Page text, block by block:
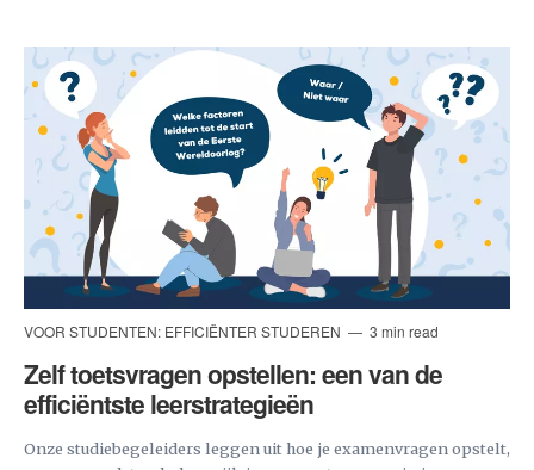
VOOR STUDENTEN: EFFICIËNTER STUDEREN 3 min read
Zelf toetsvragen opstellen: een van de
efficiëntste leerstrategieën
Onze studiebegeleiders leggen uit hoe je examenvragen opstelt,